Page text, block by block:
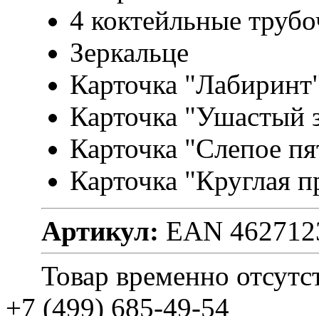
4 коктейльные
Зеркальце
Карточка
Карточка "Ушастый
Карточка "Слепое
Карточка "Круглая
Артикул: EAN
Товар временно
+7 (499) 685-49-54